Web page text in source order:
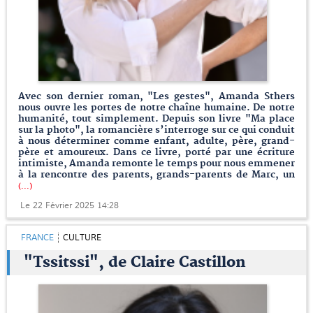
Avec son dernier roman, "Les gestes", Amanda Sthers
nous ouvre les portes de notre chaîne humaine. De notre
humanité, tout simplement. Depuis son livre "Ma place
sur la photo", la romancière s’interroge sur ce qui conduit
à nous déterminer comme enfant, adulte, père, grand-
père et amoureux. Dans ce livre, porté par une écriture
intimiste, Amanda remonte le temps pour nous emmener
à la rencontre des parents, grands-parents de Marc, un
(...)
Le 22 Février 2025 14:28
FRANCE CULTURE
"Tssitssi", de Claire Castillon